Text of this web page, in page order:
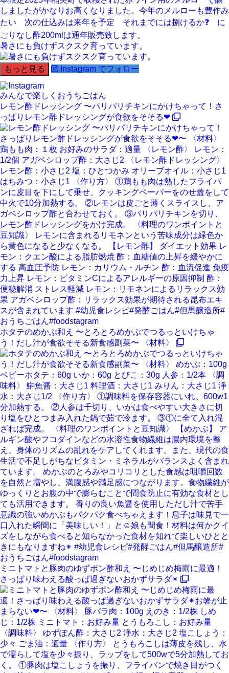
暑さにも負けずスクスク育っています。
もっと見る Instagram でフォロー
みんなで楽しくおうちごはん
レモン酢ドレッシング 〜パリパリチキンにかけちゃって！さ
っぱりレモン酢ドレッシングが食欲をそそる❤︎
ホタテのめかぶ和え 〜とろとろめかぶでつるっといけちゃ
う！だし汁が食欲そそる新食感副菜〜 〈材料〉
ミニトマトと豚肉のゆずポン酢和え 〜じめじめ梅雨に最適！
さっぱり味わえる酸っぱ過ぎないおかずサラダ✴